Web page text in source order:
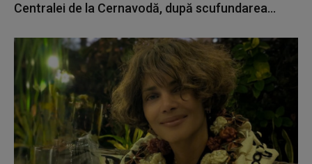
Centralei de la Cernavodă, după scufundarea...